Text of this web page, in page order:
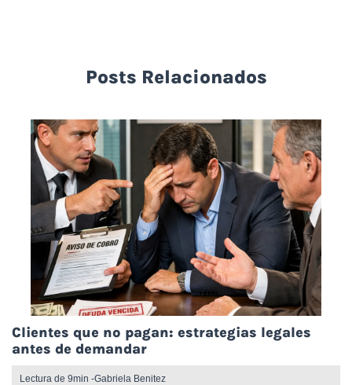
Posts Relacionados
Clientes que no pagan: estrategias legales
antes de demandar
Gabriela Benitez
Lectura de 9min -